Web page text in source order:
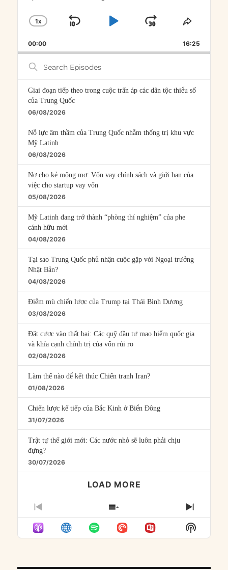
CHANGE
RATE
1X
SKIP
PLAYJUMP
FORWARD
SHARE
00:00 16:25
Search
Episodes
Giai đoạn tiếp theo trong cuộc trấn áp các dân tộc thiểu số
của Trung Quốc
06/08/2026
Nỗ lực âm thầm của Trung Quốc nhằm thống trị khu vực
Mỹ Latinh
06/08/2026
Nợ cho kẻ mộng mơ: Vốn vay chính sách và giới hạn của
việc cho startup vay vốn
05/08/2026
Mỹ Latinh đang trở thành “phòng thí nghiệm” của phe
cánh hữu mới
04/08/2026
Tại sao Trung Quốc phủ nhận cuộc gặp với Ngoại trưởng
Nhật Bản?
04/08/2026
Điểm mù chiến lược của Trump tại Thái Bình Dương
03/08/2026
Đặt cược vào thất bại: Các quỹ đầu tư mạo hiểm quốc gia
và khía cạnh chính trị của vốn rủi ro
02/08/2026
Làm thế nào để kết thúc Chiến tranh Iran?
01/08/2026
Chiến lược kế tiếp của Bắc Kinh ở Biển Đông
31/07/2026
Trật tự thế giới mới: Các nước nhỏ sẽ luôn phải chịu
đựng?
30/07/2026
LOAD MORE
PREVIOUS
EPISODE
SHOW
EPISODES
LIST
NEXT
Show
Podcast